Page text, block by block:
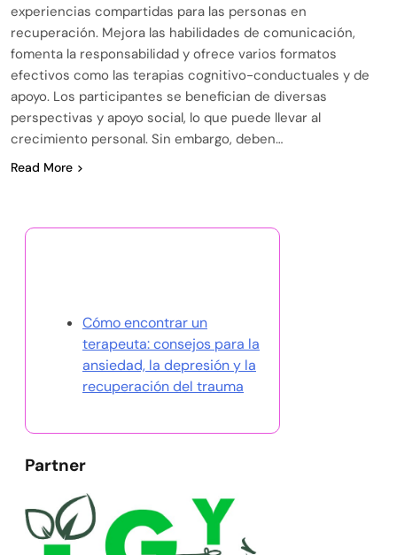
experiencias compartidas para las personas en
recuperación. Mejora las habilidades de comunicación,
fomenta la responsabilidad y ofrece varios formatos
efectivos como las terapias cognitivo-conductuales y de
apoyo. Los participantes se benefician de diversas
perspectivas y apoyo social, lo que puede llevar al
crecimiento personal. Sin embargo, deben…
Read More
Cómo encontrar un
terapeuta: consejos para la
ansiedad, la depresión y la
recuperación del trauma
Partner